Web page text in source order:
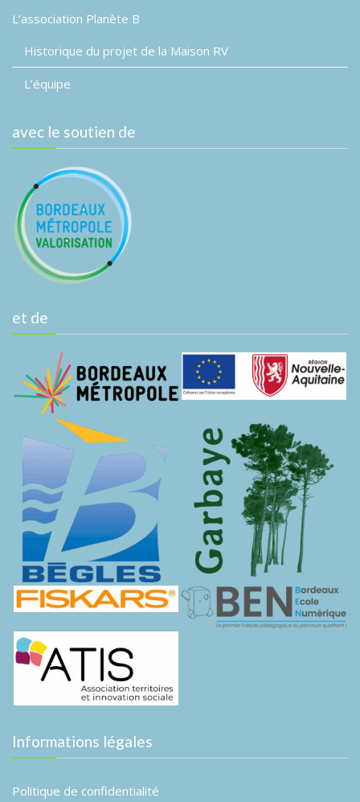
L’association Planète B
Historique du projet de la Maison RV
L’équipe
avec le soutien de
et de
Informations légales
Politique de confidentialité